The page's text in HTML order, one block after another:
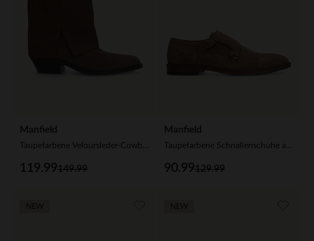
Manfield
149.99
119.99
Manfield
129.99
90.99